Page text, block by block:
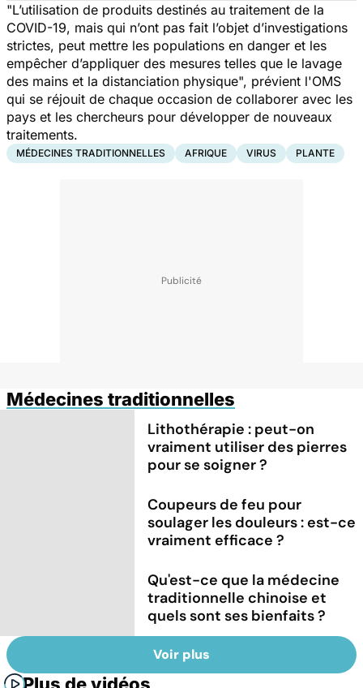
"L’utilisation de produits destinés au traitement de la
COVID-19, mais qui n’ont pas fait l’objet d’investigations
strictes, peut mettre les populations en danger et les
empêcher d’appliquer des mesures telles que le lavage
des mains et la distanciation physique", prévient l'OMS
qui se réjouit de chaque occasion de collaborer avec les
pays et les chercheurs pour développer de nouveaux
traitements.
MÉDECINES TRADITIONNELLES AFRIQUE VIRUS PLANTE
Médecines traditionnelles
Lithothérapie : peut-on
vraiment utiliser des pierres
pour se soigner ?
Coupeurs de feu pour
soulager les douleurs : est-ce
vraiment efficace ?
Qu'est-ce que la médecine
traditionnelle chinoise et
quels sont ses bienfaits ?
Voir plus